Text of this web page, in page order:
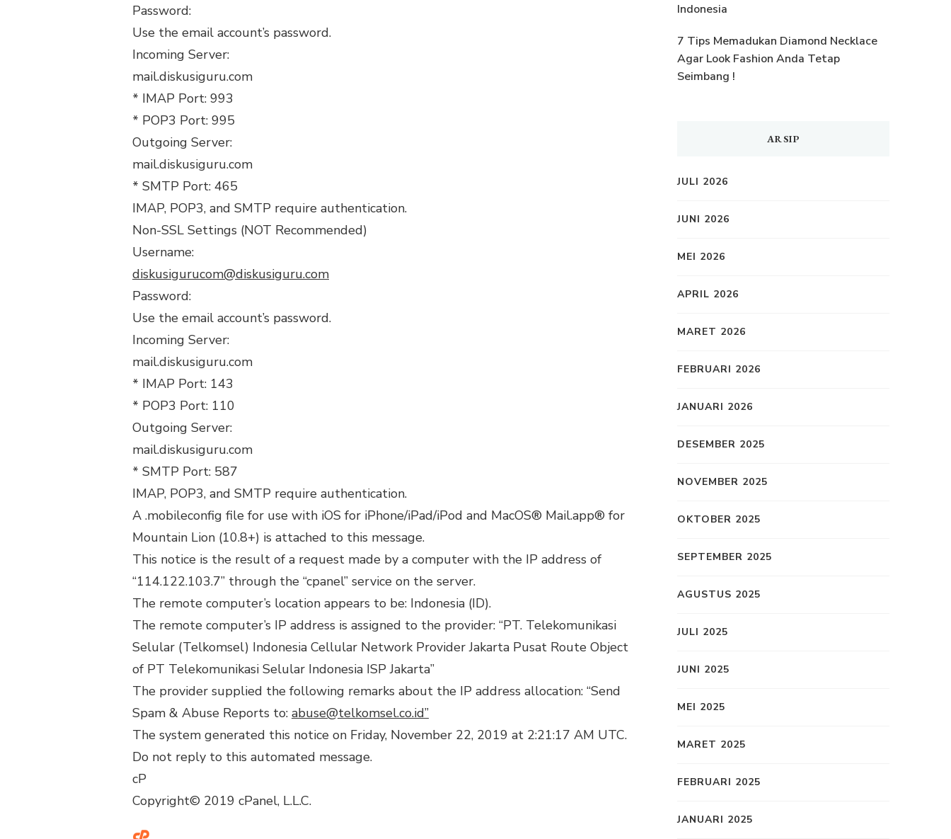
Password:
Use the email account’s password.
Incoming Server:
mail.diskusiguru.com
* IMAP Port: 993
* POP3 Port: 995
Outgoing Server:
mail.diskusiguru.com
* SMTP Port: 465
IMAP, POP3, and SMTP require authentication.
Non-SSL Settings (NOT Recommended)
Username:
diskusigurucom@diskusiguru.com
Password:
Use the email account’s password.
Incoming Server:
mail.diskusiguru.com
* IMAP Port: 143
* POP3 Port: 110
Outgoing Server:
mail.diskusiguru.com
* SMTP Port: 587
IMAP, POP3, and SMTP require authentication.
A .mobileconfig file for use with iOS for iPhone/iPad/iPod and MacOS® Mail.app® for
Mountain Lion (10.8+) is attached to this message.
This notice is the result of a request made by a computer with the IP address of
“114.122.103.7” through the “cpanel” service on the server.
The remote computer’s location appears to be: Indonesia (ID).
The remote computer’s IP address is assigned to the provider: “PT. Telekomunikasi
Selular (Telkomsel) Indonesia Cellular Network Provider Jakarta Pusat Route Object
of PT Telekomunikasi Selular Indonesia ISP Jakarta”
The provider supplied the following remarks about the IP address allocation: “Send
Spam & Abuse Reports to: abuse@telkomsel.co.id”
The system generated this notice on Friday, November 22, 2019 at 2:21:17 AM UTC.
Do not reply to this automated message.
cP
Copyright© 2019 cPanel, L.L.C.
Indonesia
7 Tips Memadukan Diamond Necklace
Agar Look Fashion Anda Tetap
Seimbang !
ARSIP
JULI 2026
JUNI 2026
MEI 2026
APRIL 2026
MARET 2026
FEBRUARI 2026
JANUARI 2026
DESEMBER 2025
NOVEMBER 2025
OKTOBER 2025
SEPTEMBER 2025
AGUSTUS 2025
JULI 2025
JUNI 2025
MEI 2025
MARET 2025
FEBRUARI 2025
JANUARI 2025